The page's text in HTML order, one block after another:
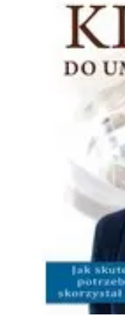
Oferty Wyjazdowe
Zdrowe wakacje
Wakacyjne
Oferty Wyjazdowe